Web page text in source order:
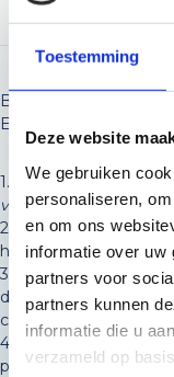
Toestemming
Deze website
We gebruiken
personaliseren,
en om ons
informatie over uw
partners voor
partners kunnen
informatie die u
verzameld op
De
6
Uitvraag
Babythuiszorg
Een aantal
1.
We adviseren om
vullen en niet op een
2. Het formulier is vrij
helaas tussendoor
3. Op het moment
de aanvraag en
contact op over de
4. BabythuisZorg
proces rondom